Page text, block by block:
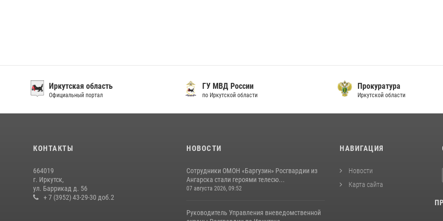
Росгвардия
Официальный сайт
Иркутская область
Официальный портал
ГУ МВД России
по Иркутской области
КОНТАКТЫ
664019
г. Иркутск,
ул. Баррикад д. 56
+ 7 (3952) 43-29-30 доб.2
НОВОСТИ
Сотрудники ОМОН «Баргузин» Росгвардии из
Ангарска стали героями телесю...
07 августа 2026, 09:52
Руководитель Управления вневедомственной
НАВИГАЦИЯ
Новости
Карта сайта